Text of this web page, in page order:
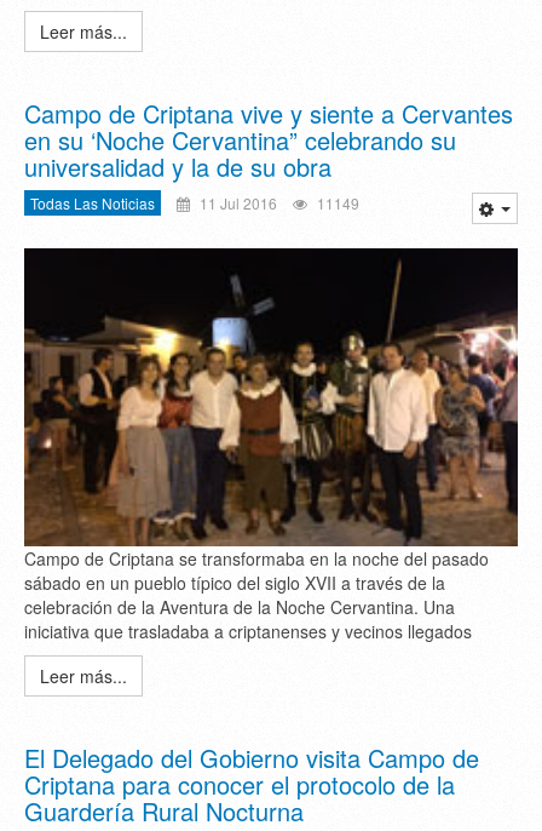
Leer más...
Campo de Criptana vive y siente a Cervantes
en su ‘Noche Cervantina” celebrando su
universalidad y la de su obra
Todas Las Noticias 11 Jul 2016 11149
Campo de Criptana se transformaba en la noche del pasado
sábado en un pueblo típico del siglo XVII a través de la
celebración de la Aventura de la Noche Cervantina. Una
iniciativa que trasladaba a criptanenses y vecinos llegados
Leer más...
El Delegado del Gobierno visita Campo de
Criptana para conocer el protocolo de la
Guardería Rural Nocturna